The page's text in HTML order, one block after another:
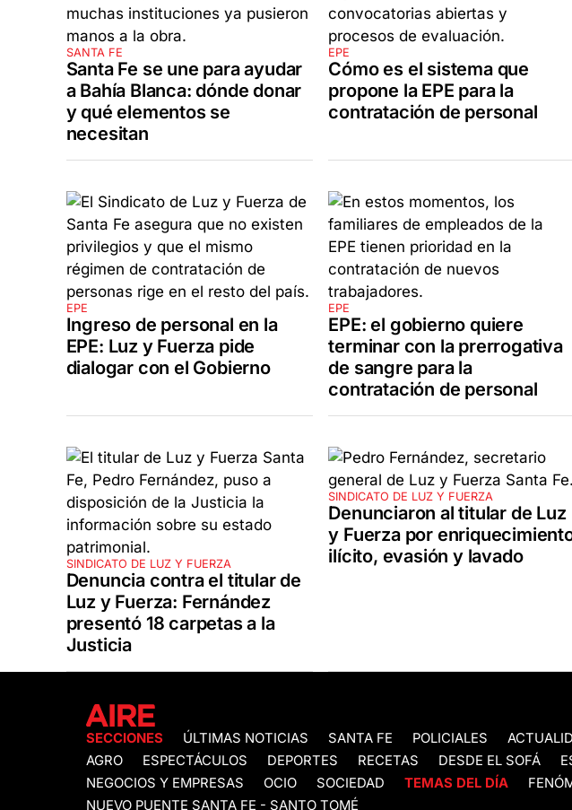
SANTA FE
Santa Fe se une para ayudar
a Bahía Blanca: dónde donar
y qué elementos se
necesitan
EPE
Cómo es el sistema que
propone la EPE para la
contratación de personal
EPE
Ingreso de personal en la
EPE: Luz y Fuerza pide
dialogar con el Gobierno
EPE
EPE: el gobierno quiere
terminar con la prerrogativa
de sangre para la
contratación de personal
SINDICATO DE LUZ Y FUERZA
Denuncia contra el titular de
Luz y Fuerza: Fernández
presentó 18 carpetas a la
Justicia
SINDICATO DE LUZ Y FUERZA
Denunciaron al titular de Luz
y Fuerza por
ilícito, evasión y lavado
SECCIONES ÚLTIMAS NOTICIAS SANTA FE POLICIALES
AGRO
ESPECTÁCULOS DEPORTES RECETAS DESDE EL SOFÁ
NEGOCIOS Y EMPRESAS
OCIO SOCIEDAD TEMAS DEL DÍA
NUEVO PUENTE SANTA FE - SANTO TOMÉ